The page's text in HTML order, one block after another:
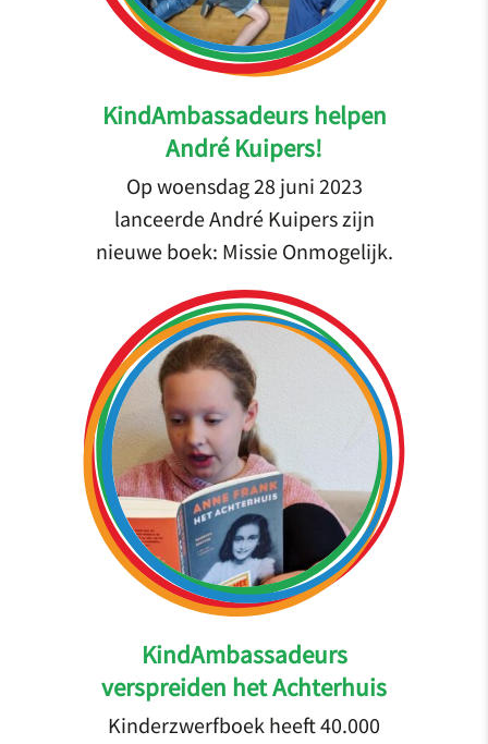
KindAmbassadeurs helpen
André Kuipers!
Op woensdag 28 juni 2023
lanceerde André Kuipers zijn
nieuwe boek: Missie Onmogelijk.
KindAmbassadeurs
verspreiden het Achterhuis
Kinderzwerfboek heeft 40.000